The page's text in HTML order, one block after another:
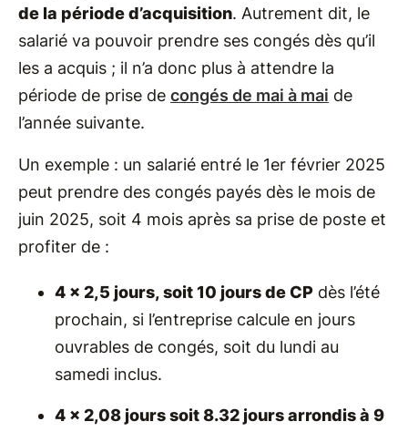
de la période d’acquisition. Autrement dit, le
salarié va pouvoir prendre ses congés dès qu’il
les a acquis ; il n’a donc plus à attendre la
période de prise de congés de mai à mai de
l’année suivante.
Un exemple : un salarié entré le 1er février 2025
peut prendre des congés payés dès le mois de
juin 2025, soit 4 mois après sa prise de poste et
profiter de :
4 x 2,5 jours, soit 10 jours de CP dès l’été
prochain, si l’entreprise calcule en jours
ouvrables de congés, soit du lundi au
samedi inclus.
4 x 2,08 jours soit 8.32 jours arrondis à 9